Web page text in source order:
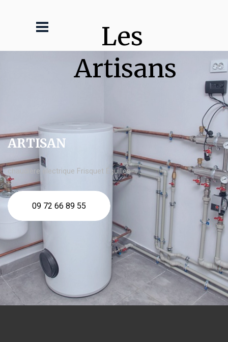
Les
Artisans
ARTISAN
chaudière électrique Frisquet Éguilles
09 72 66 89 55